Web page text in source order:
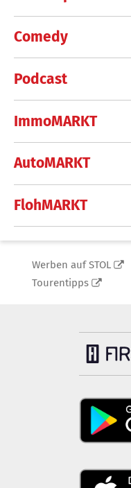
Comedy
Podcast
ImmoMARKT
AutoMARKT
FlohMARKT
Werben auf STOL
Tourentipps